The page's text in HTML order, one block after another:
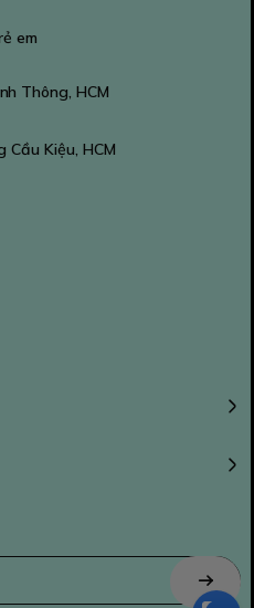
em
Thông, HCM
Cầu Kiệu, HCM